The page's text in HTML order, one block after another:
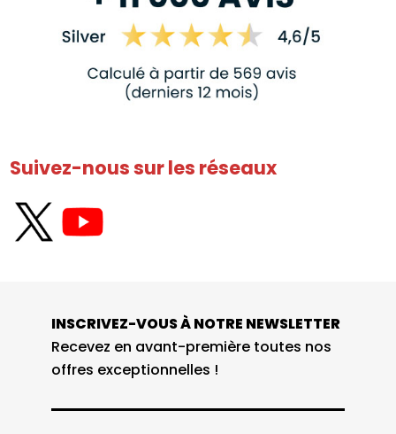
Suivez-nous sur les réseaux
INSCRIVEZ-VOUS À NOTRE NEWSLETTER
Recevez en avant-première toutes nos
offres exceptionnelles !